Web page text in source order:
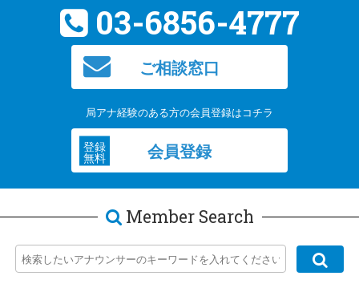
03-6856-4777
ご相談窓口
局アナ経験のある方の会員登録はコチラ
登録
無料 会員登録
Member Search